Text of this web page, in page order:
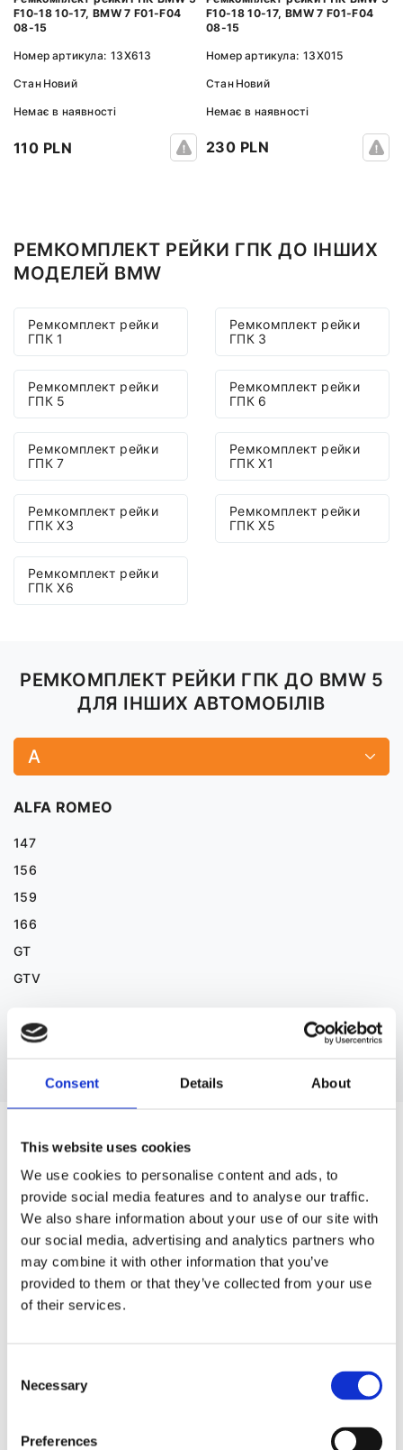
Consent Details About
This website uses cookies
We use cookies to personalise content and ads, to
provide social media features and to analyse our traffic.
We also share information about your use of our site with
our social media, advertising and analytics partners who
may combine it with other information that you’ve
provided to them or that they’ve collected from your use
of their services.
Selection
Necessary
Preferences
F10-18 10-17, BMW 7 F01-F04
08-15
Номер артикула: 13X613
Стан Новий
Немає в наявності
110 PLN
F10-18 10-17, BMW 7 F01-F04
08-15
Номер артикула: 13X015
Стан Новий
Немає в наявності
230 PLN
РЕМКОМПЛЕКТ РЕЙКИ ГПК ДО ІНШИХ
МОДЕЛЕЙ BMW
Ремкомплект рейки
ГПК 1
Ремкомплект рейки
ГПК 3
Ремкомплект рейки
ГПК 5
Ремкомплект рейки
ГПК 6
Ремкомплект рейки
ГПК 7
Ремкомплект рейки
ГПК X1
Ремкомплект рейки
ГПК X3
Ремкомплект рейки
ГПК X5
Ремкомплект рейки
ГПК X6
РЕМКОМПЛЕКТ РЕЙКИ ГПК ДО BMW 5
ДЛЯ ІНШИХ АВТОМОБІЛІВ
A
ALFA ROMEO
147
156
159
166
GT
GTV
ЗАПЧАСТИНИ ДО BMW 5